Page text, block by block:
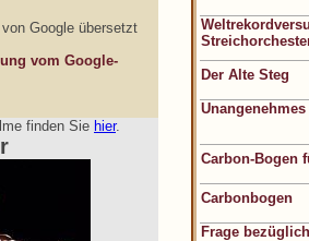
Der Alte Steg
Carbon-Bogen
Carbonbogen
Frage
Google übersetzt
vom Google-
finden Sie hier.